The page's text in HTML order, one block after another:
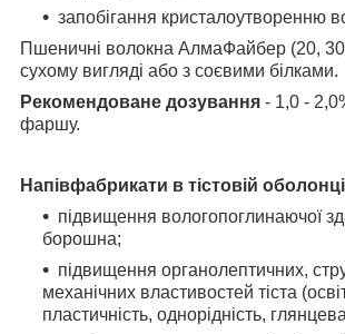
запобігання кристалоутворенню
Пшеничні волокна АлмаФайбер (20,
сухому вигляді або з соєвими білками.
Рекомендоване дозування - 1,0 -
фаршу.
Напівфабрикати в тістовій оболонці
підвищення вологопоглинаючої
борошна;
підвищення органолептичних,
механічних властивостей тіста
пластичність, однорідність,